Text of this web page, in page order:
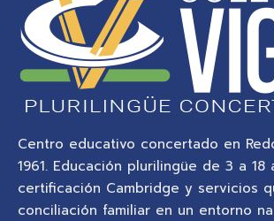
Centro educativo concertado en
1961. Educación plurilingüe de 3 a 18
certificación Cambridge y servicios
conciliación familiar en un entorno